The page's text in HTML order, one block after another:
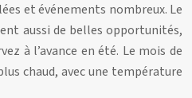
et événements nombreux. Le
aussi de belles opportunités,
à l’avance en été. Le mois de
chaud, avec une température